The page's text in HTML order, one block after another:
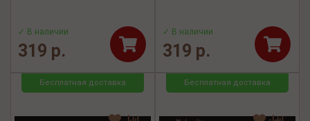
✓ В наличии
319 р.
✓ В наличии
319 р.
Бесплатная доставка Бесплатная доставка